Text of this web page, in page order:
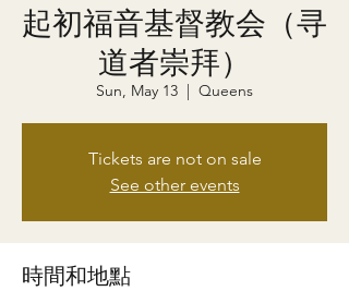
起初福音基督教会（寻
道者崇拜）
Sun, May 13
  |
Queens
Tickets are not on sale
See other events
時間和地點